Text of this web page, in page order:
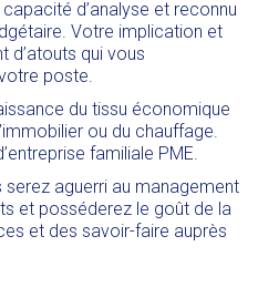
d’analyse et reconnu
Votre implication et
d’atouts qui vous
poste.
du tissu économique
ou du chauffage.
familiale PME.
serez aguerri au management
et posséderez le goût de la
et des savoir-faire auprès